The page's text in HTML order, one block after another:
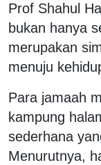
Prof Shahul
bukan hanya
merupakan
menuju
Para jamaah
kampung
sederhana
Menurutnya,